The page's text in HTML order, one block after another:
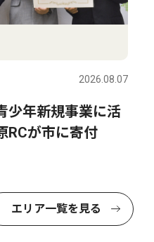
2026.08.07
少年新規事業に活
が市に寄付
エリア一覧を見る